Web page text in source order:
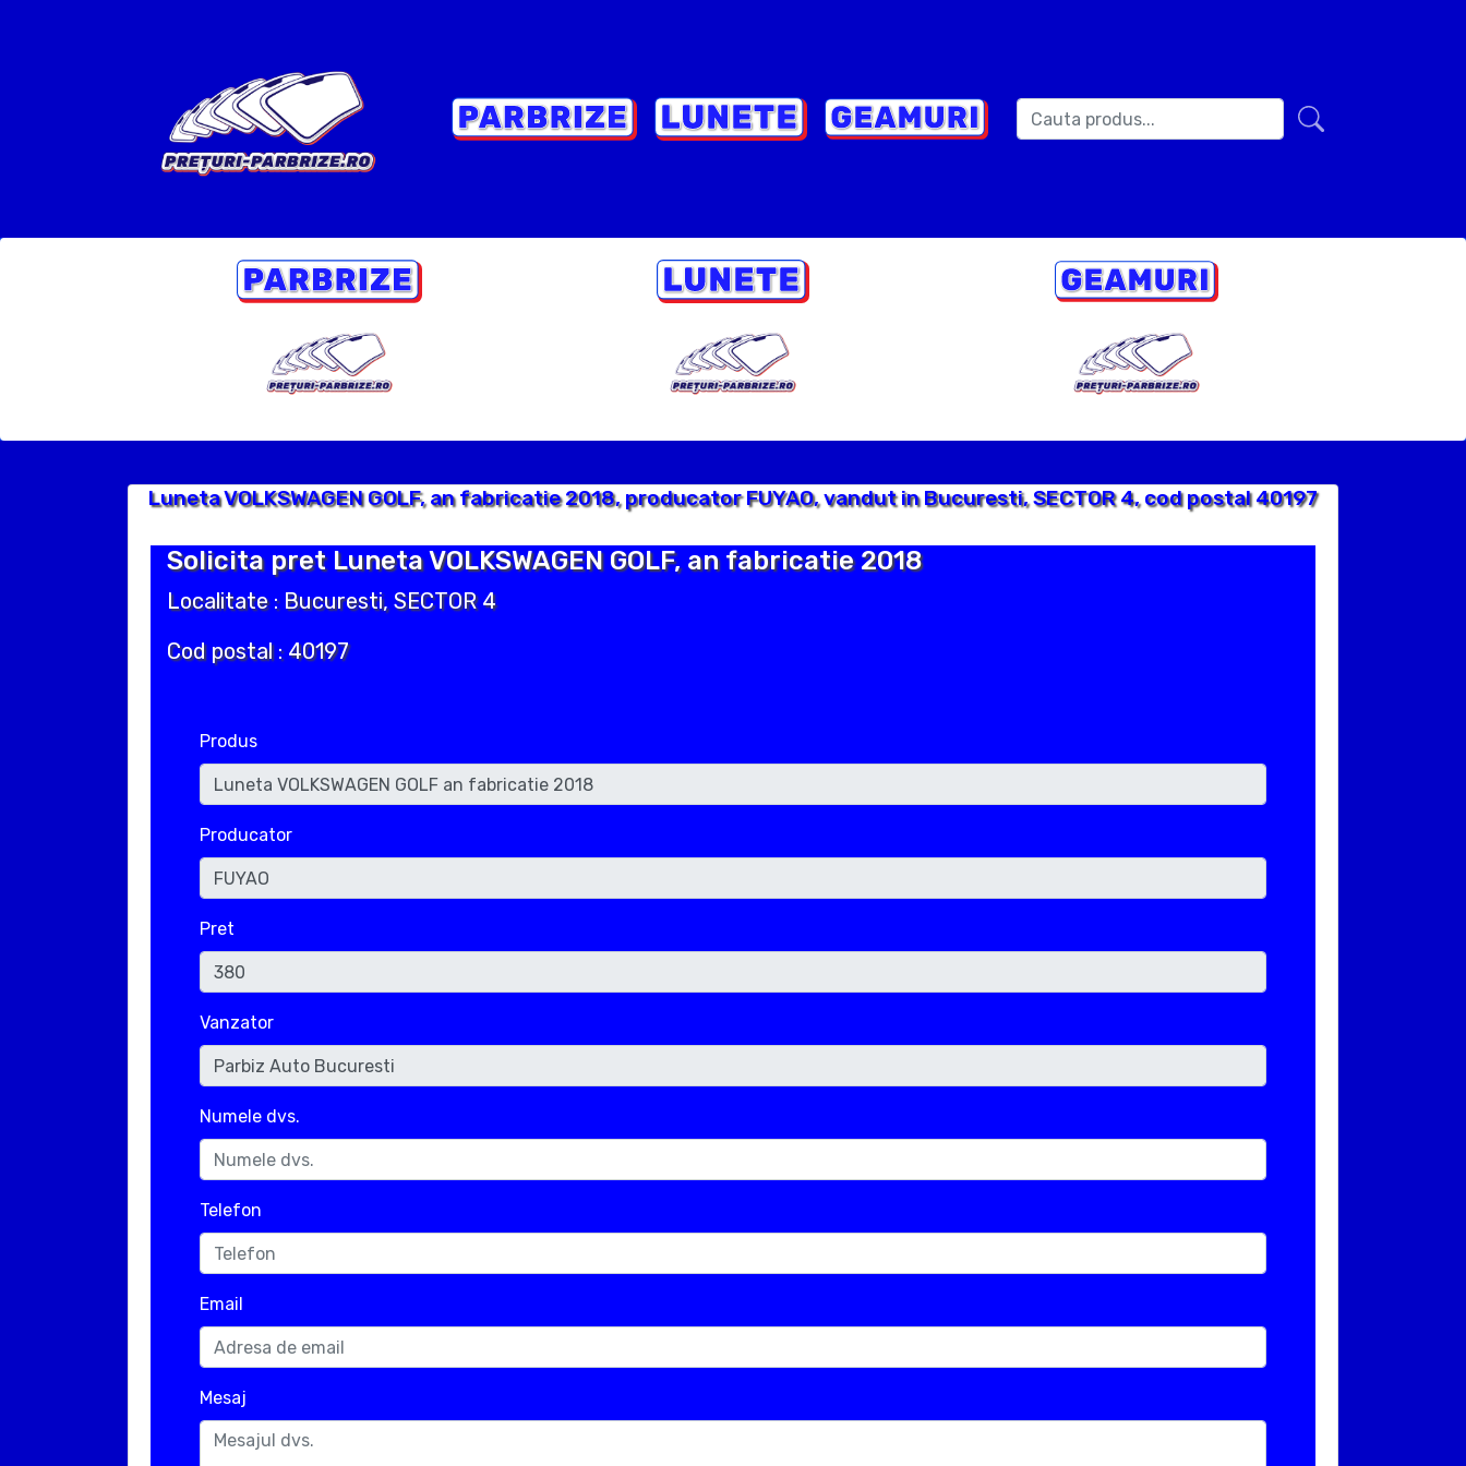
Luneta VOLKSWAGEN GOLF, an fabricatie 2018, producator FUYAO, vandut in Bucuresti, SECTOR 4, cod postal 40197
Solicita pret Luneta VOLKSWAGEN GOLF, an fabricatie 2018
Localitate : Bucuresti, SECTOR 4
Cod postal : 40197
Produs
Producator
Pret
Vanzator
Numele dvs.
Telefon
Email
Mesaj